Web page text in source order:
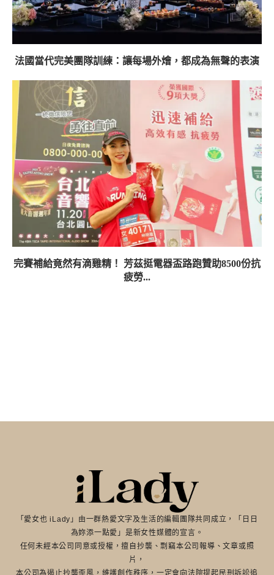
法國當代完美團隊訓練：讓每場外燴，都成為無聲的表演
完賽補給竟然有滴雞精！ 芳茲挺電器盃路跑贊助8500份抗
疲勞...
「愛女也 iLady」由一群熱愛文字及生活的編輯團隊共同成立，「日日
為妳添一點愛」是新女性媒體的宣言。
任何未經本公司同意或授權，擅自抄襲、剽竊本公司報導、文章或照
片，
本公司為遏止抄襲歪風，維護創作秩序，一定會向法院提起民刑訴訟追